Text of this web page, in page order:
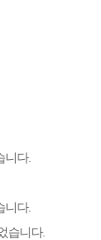
니다.
니다.
습니다.